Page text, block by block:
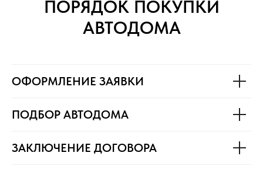
ПОРЯДОК ПОКУПКИ
АВТОДОМА
ОФОРМЛЕНИЕ ЗАЯВКИ
ПОДБОР АВТОДОМА
ЗАКЛЮЧЕНИЕ ДОГОВОРА